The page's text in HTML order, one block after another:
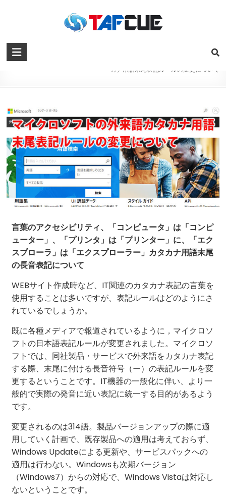
マイクロソフトの外来語カタカナ用語
末尾表記ルールの変更について
Home
マイクロソフトの外来語カタ
カナ用語末尾表記ルールの変更について
言葉のアクセシビリティ、「コンピュータ」は「コンピ
ューター」、「プリンタ」は「プリンター」に、「エク
スプローラ」は「エクスプローラー」カタカナ用語末尾
の長音表記について
WEBサイト作成時など、IT関連のカタカナ表記の言葉を
使用することは多いですが、表記ルールはどのようにさ
れているでしょうか。
既に各種メディアで報道されているように，マイクロソ
フトの日本語表記ルールが変更されました。マイクロソ
フトでは、同社製品・サービスで外来語をカタカナ表記
する際、末尾に付ける長音符号（ー）の表記ルールを変
更するということです。IT機器の一般化に伴い、より一
般的で実際の発音に近い表記に統一する目的があるよう
です。
変更されるのは314語。製品バージョンアップの際に適
用していく計画で、既存製品への適用は考えておらず、
Windows Updateによる更新や、サービスパックへの
適用は行わない。Windowsも次期バージョン
（Windows7）からの対応で、Windows Vistaは対応し
ないということです。